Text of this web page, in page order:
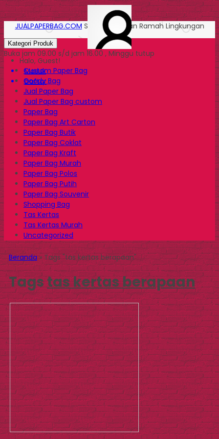
Halo, Guest!
Masuk
Daftar
JUALPAPERBAG.COM Solusi Kemasan Ramah Lingkungan
Kategori Produk
Buka jam 09.00 s/d jam 16.00 , Minggu tutup
Custom Paper Bag
Goody Bag
Jual Paper Bag
Jual Paper Bag custom
Paper Bag
Paper Bag Art Carton
Paper Bag Butik
Paper Bag Coklat
Paper Bag Kraft
Paper Bag Murah
Paper Bag Polos
Paper Bag Putih
Paper Bag Souvenir
Shopping Bag
Tas Kertas
Tas Kertas Murah
Uncategorized
Beranda»Tags "tas kertas berapaan"
Tagstas kertas berapaan